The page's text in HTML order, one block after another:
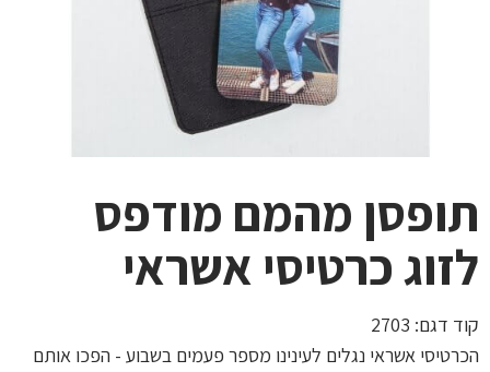
תופסן מהמם מודפס
לזוג כרטיסי אשראי
קוד דגם: 2703
הכרטיסי אשראי נגלים לעינינו מספר פעמים בשבוע - הפכו אותם